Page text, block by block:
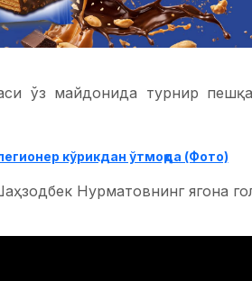
ўз майдонида турнир
кўрикдан ўтмоқда (Фото)
Нурматовнинг ягона